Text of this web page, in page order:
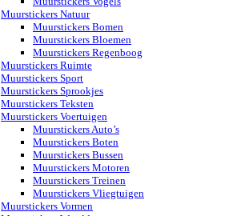
Muurstickers Natuur
Muurstickers Bomen
Muurstickers Bloemen
Muurstickers Regenboog
Muurstickers Ruimte
Muurstickers Sport
Muurstickers Sprookjes
Muurstickers Teksten
Muurstickers Voertuigen
Muurstickers Auto’s
Muurstickers Boten
Muurstickers Bussen
Muurstickers Motoren
Muurstickers Treinen
Muurstickers Vliegtuigen
Muurstickers Vormen